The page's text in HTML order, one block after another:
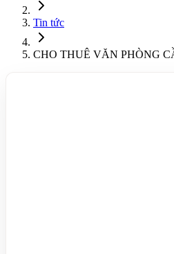
Tin tức
CHO THUÊ VĂN PHÒNG